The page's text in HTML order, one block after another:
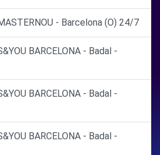
- Barcelona (O) 24/7
BARCELONA - Badal -
BARCELONA - Badal -
BARCELONA - Badal -